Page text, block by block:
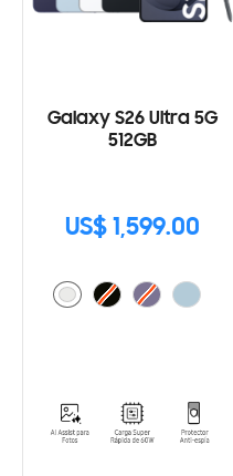
Galaxy S26 Ultra 5G
512GB
US$ 1,599.00